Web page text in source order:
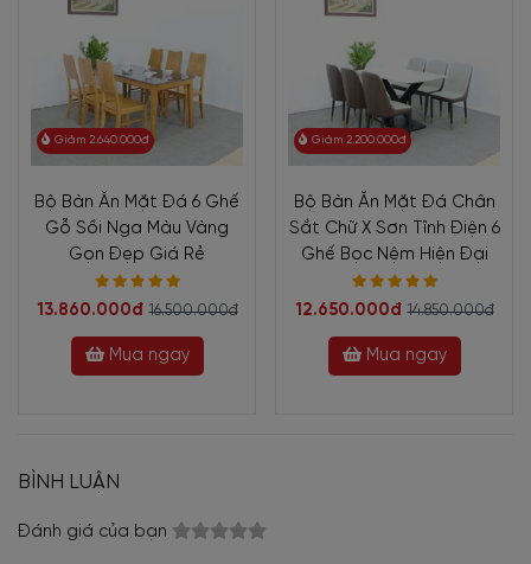
Giảm 2.640.000đ
Bộ Bàn Ăn Mặt Đá 6 Ghế
Gỗ Sồi Nga Màu Vàng
Gọn Đẹp Giá Rẻ
13.860.000đ 16.500.000đ
Mua ngay
Giảm 2.200.000đ
Bộ Bàn Ăn Mặt Đá Chân
Sắt Chữ X Sơn Tĩnh Điện 6
Ghế Bọc Nệm Hiện Đại
12.650.000đ 14.850.000đ
Mua ngay
BÌNH LUẬN
Đánh giá của bạn